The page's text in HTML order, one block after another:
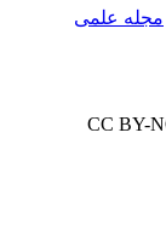
علمی